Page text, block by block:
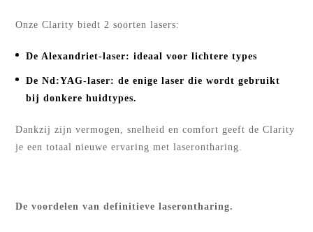
Onze Clarity biedt 2 soorten lasers:
De Alexandriet-laser: ideaal voor lichtere types
De Nd:YAG-laser: de enige laser die wordt gebruikt
bij donkere huidtypes.
Dankzij zijn vermogen, snelheid en comfort geeft de Clarity
je een totaal nieuwe ervaring met laserontharing.
De voordelen van definitieve laserontharing.